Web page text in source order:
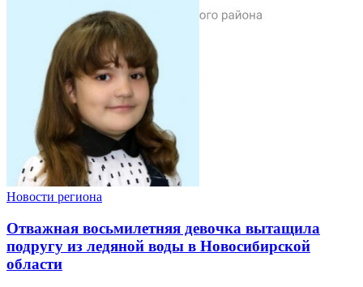
Новости региона
Отважная восьмилетняя девочка вытащила
подругу из ледяной воды в Новосибирской
области